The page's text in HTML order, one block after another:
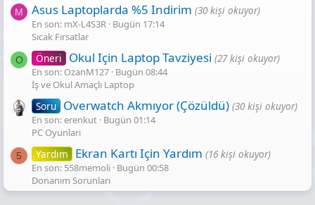
M Asus Laptoplarda %5 Indirim (30 kişi okuyor)
En son: mX-L4S3R Bugün 17:14
Sıcak Fırsatlar
O Öneri Okul Için Laptop Tavziyesi (27 kişi okuyor)
En son: OzanM127 Bugün 08:44
İş ve Okul Amaçlı Laptop
Soru Overwatch Akmıyor (Çözüldü) (30 kişi okuyor)
En son: erenkut Bugün 01:14
PC Oyunları
5 Yardım Ekran Kartı Için Yardım (16 kişi okuyor)
En son: 558memoli Bugün 00:58
Donanım Sorunları